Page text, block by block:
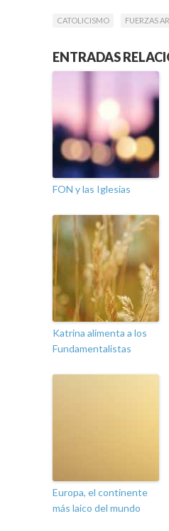
CATOLICISMO FUERZAS
ENTRADAS
FON y las Iglesias
Katrina alimenta a los
Fundamentalistas
Europa, el continente
más laico del mundo